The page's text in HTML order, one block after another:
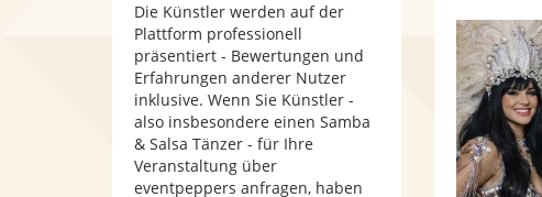
Die Künstler werden auf der
Plattform professionell
präsentiert - Bewertungen und
Erfahrungen anderer Nutzer
inklusive. Wenn Sie Künstler -
also insbesondere einen Samba
& Salsa Tänzer - für Ihre
Veranstaltung über
eventpeppers anfragen, haben